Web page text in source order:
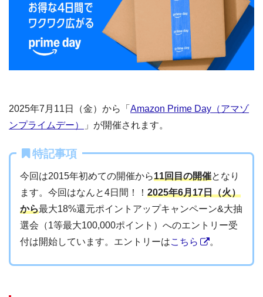
2025年7月11日（金）から「 Amazon Prime Day（アマゾ
ンプライムデー）
」が開催されます。
特記事項
今回は2015年初めての開催から11回目の開催となり
ます。今回はなんと4日間！！ 2025年6月17日（火）
から最大18%還元ポイントアップキャンペーン&大抽
選会（1等最大100,000ポイント）へのエントリー受
付は開始しています。エントリーはこちら 。